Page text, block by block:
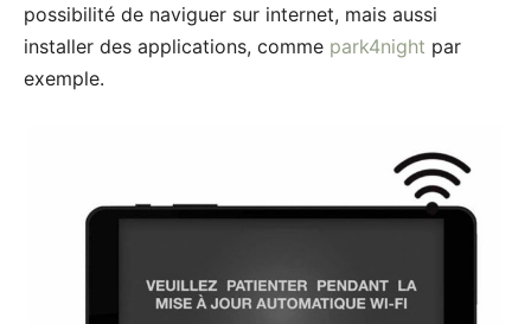
possibilité de naviguer sur internet, mais aussi
installer des applications, comme park4night par
exemple.